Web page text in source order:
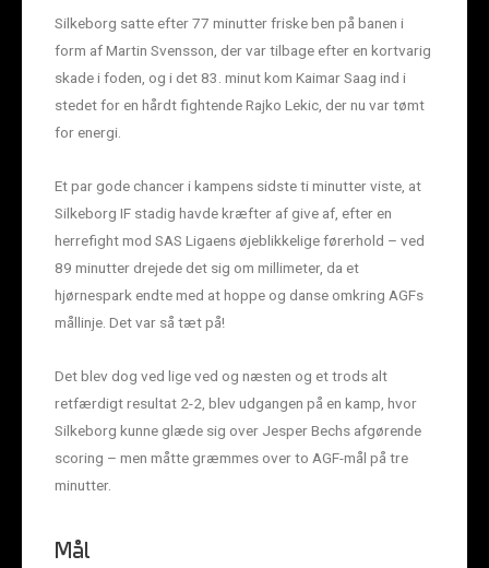
Silkeborg satte efter 77 minutter friske ben på banen i
form af Martin Svensson, der var tilbage efter en kortvarig
skade i foden, og i det 83. minut kom Kaimar Saag ind i
stedet for en hårdt fightende Rajko Lekic, der nu var tømt
for energi.
Et par gode chancer i kampens sidste ti minutter viste, at
Silkeborg IF stadig havde kræfter af give af, efter en
herrefight mod SAS Ligaens øjeblikkelige førerhold – ved
89 minutter drejede det sig om millimeter, da et
hjørnespark endte med at hoppe og danse omkring AGFs
mållinje. Det var så tæt på!
Det blev dog ved lige ved og næsten og et trods alt
retfærdigt resultat 2-2, blev udgangen på en kamp, hvor
Silkeborg kunne glæde sig over Jesper Bechs afgørende
scoring – men måtte græmmes over to AGF-mål på tre
minutter.
Mål